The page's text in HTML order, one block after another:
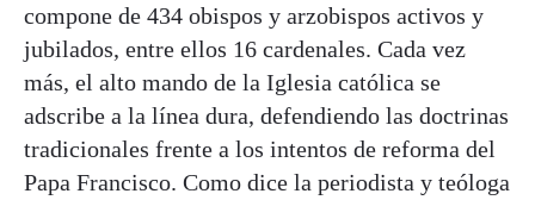
compone de 434 obispos y arzobispos activos y
jubilados, entre ellos 16 cardenales. Cada vez
más, el alto mando de la Iglesia católica se
adscribe a la línea dura, defendiendo las doctrinas
tradicionales frente a los intentos de reforma del
Papa Francisco. Como dice la periodista y teóloga